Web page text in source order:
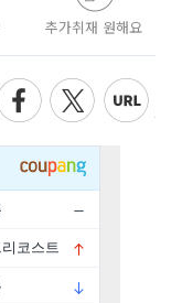
추가취재 원해요